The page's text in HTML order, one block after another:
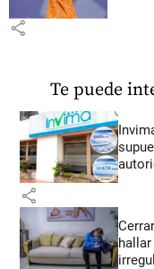
share
Te puede
share